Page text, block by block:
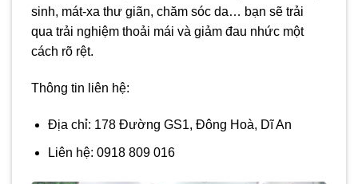
sinh, mát-xa thư giãn, chăm sóc da… bạn sẽ trải
qua trải nghiệm thoải mái và giảm đau nhức một
cách rõ rệt.
Thông tin liên hệ:
Địa chỉ: 178 Đường GS1, Đông Hoà, Dĩ An
Liên hệ: 0918 809 016